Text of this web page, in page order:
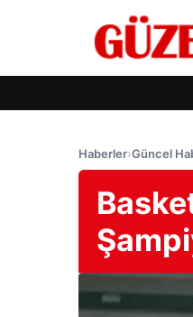
Haberler›Güncel